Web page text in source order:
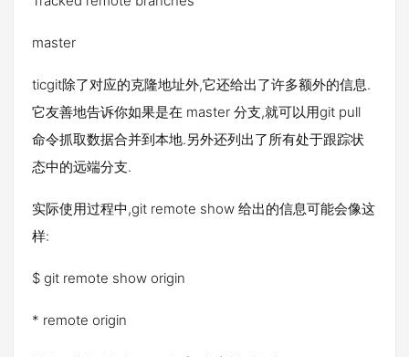
master
ticgit除了对应的克隆地址外,它还给出了许多额外的信息.
它友善地告诉你如果是在 master 分支,就可以用git pull
命令抓取数据合并到本地.另外还列出了所有处于跟踪状
态中的远端分支.
实际使用过程中,git remote show 给出的信息可能会像这
样:
$ git remote show origin
* remote origin